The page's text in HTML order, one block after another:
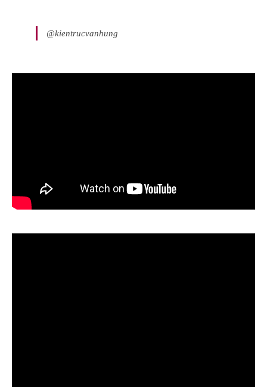
@kientrucvanhung